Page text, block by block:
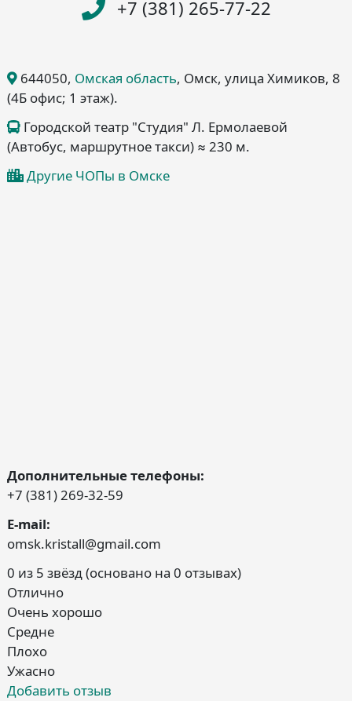
+7 (381) 265-77-22
644050, Омская область, Омск, улица Химиков, 8
(4Б офис; 1 этаж).
Городской театр "Студия" Л. Ермолаевой
(Автобус, маршрутное такси) ≈ 230 м.
Другие ЧОПы в Омске
Дополнительные телефоны:
+7 (381) 269-32-59
E-mail:
omsk.kristall@gmail.com
0 из 5 звёзд (основано на 0 отзывах)
Отлично
Очень хорошо
Средне
Плохо
Ужасно
Добавить отзыв